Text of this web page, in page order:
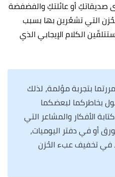
صديقاتكِ أو عائلتكِ والفضفضة
التي تشعُرين بها بسبب
الكلام الإيجابي الذي
بتجربة مؤلمة، لذلك
بخاطركما لبعضكما
الأفكار والمشاعر التي
أو في دفتر اليوميات،
في تخفيف عبء الحُزن